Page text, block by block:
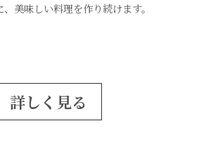
美味しい料理を作り続けます。
詳しく見る